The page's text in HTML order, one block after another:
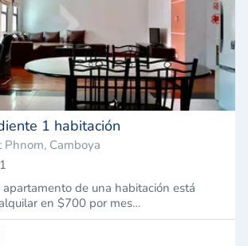
1 habitación
Camboya
1
de una habitación está
en $700 por mes…